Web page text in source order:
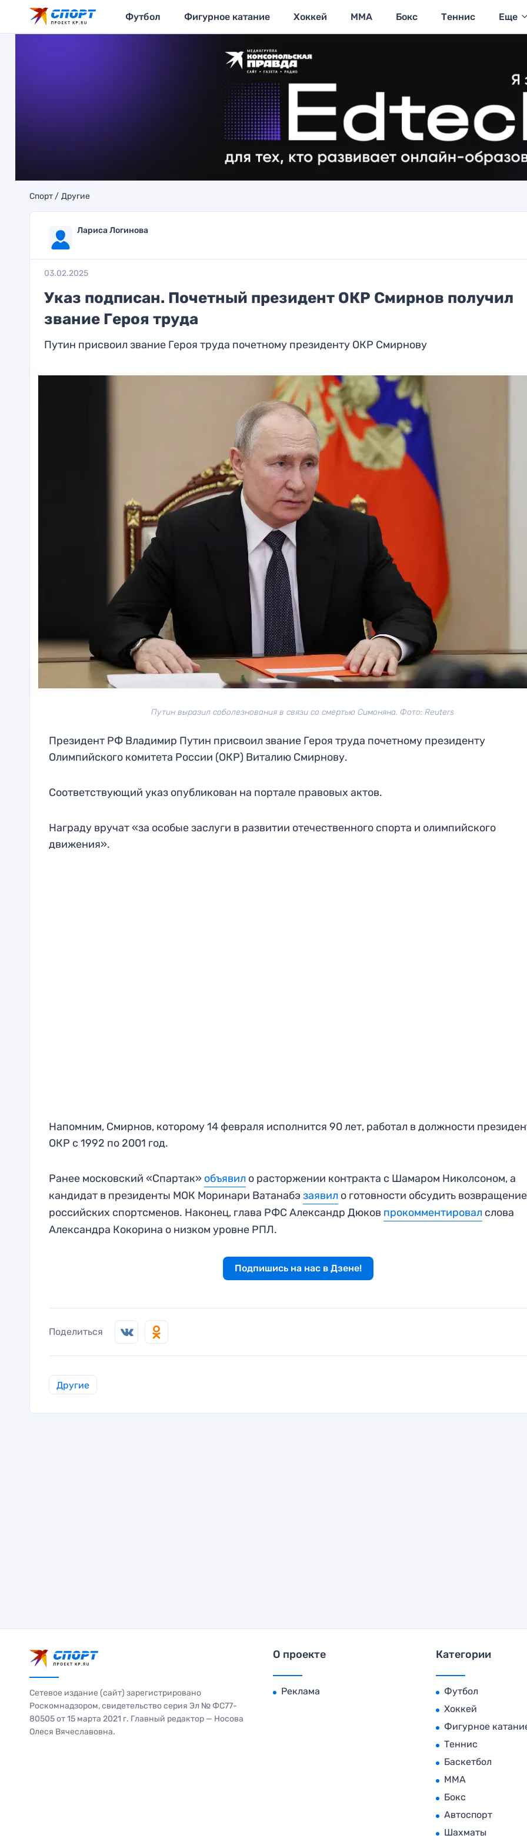
Футбол Фигурное катание Хоккей MMA Бокс Теннис Еще
Спорт Другие
Лариса Логинова
03.02.2025
Указ подписан. Почетный президент ОКР Смирнов получил
звание Героя труда
Путин присвоил звание Героя труда почетному президенту ОКР Смирнову
Путин выразил соболезнования в связи со смертью Симоняна. Фото: Reuters
Президент РФ Владимир Путин присвоил звание Героя труда почетному президенту
Олимпийского комитета России (ОКР) Виталию Смирнову.
Соответствующий указ опубликован на портале правовых актов.
Награду вручат «за особые заслуги в развитии отечественного спорта и олимпийского
движения».
Напомним, Смирнов, которому 14 февраля исполнится 90 лет, работал в должности
ОКР с 1992 по 2001 год.
Ранее московский «Спартак» объявило расторжении контракта с Шамаром Николсоном, а
кандидат в президенты МОК Моринари Ватанабэ заявило готовности обсудить возвращение
российских спортсменов. Наконец, глава РФС Александр Дюков прокомментировалслова
Александра Кокорина о низком уровне РПЛ.
Подпишись на нас в Дзене!
Поделиться
Другие
Сетевое издание (сайт) зарегистрировано
Роскомнадзором, свидетельство серия Эл № ФС77-
80505 от 15 марта 2021 г. Главный редактор — Носова
Олеся Вячеславовна.
О проекте
Реклама
Категории
Футбол
Хоккей
Фигурное
Теннис
Баскетбол
MMA
Бокс
Автоспорт
Шахматы